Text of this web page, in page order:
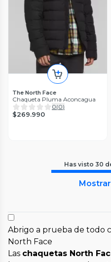
The North Face
Chaqueta Pluma Aconcagua
0(0)
$269.990
Has visto 30
Abrigo a prueba de todo
North Face
Las chaquetas North